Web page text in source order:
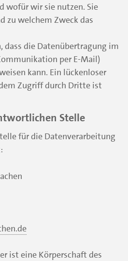
wofür wir sie nutzen. Sie
zu welchem Zweck das
dass die Datenübertragung im
per E-Mail)
kann. Ein lückenloser
Zugriff durch Dritte ist
Stelle
für die Datenverarbeitung
ist eine Körperschaft des